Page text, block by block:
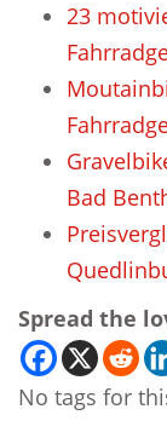
23
Bad
Spread the
No tags for